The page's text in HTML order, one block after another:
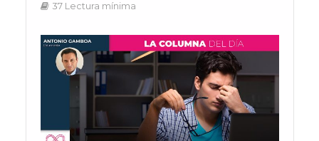
37 Lectura mínima